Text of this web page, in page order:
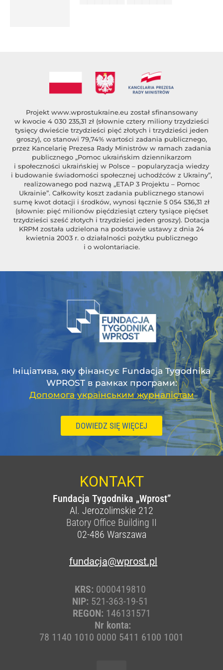
Projekt www.wprostukraine.eu został sfinansowany
w kwocie 4 030 235,31 zł (słownie cztery miliony trzydzieści
tysięcy dwieście trzydzieści pięć złotych i trzydzieści jeden
groszy), co stanowi 79,74% wartości zadania publicznego,
przez Kancelarię Prezesa Rady Ministrów w ramach zadania
publicznego „Pomoc ukraińskim dziennikarzom
i społeczności ukraińskiej w Polsce – popularyzacja wiedzy
i budowanie świadomości społecznej uchodźców z Ukrainy”,
realizowanego pod nazwą „ETAP 3 Projektu – Pomoc
Ukrainie”. Całkowity koszt zadania publicznego stanowi
sumę kwot dotacji i środków, wynosi łącznie 5 054 536,31 zł
(słownie: pięć milionów pięćdziesiąt cztery tysiące pięćset
trzydzieści sześć złotych i trzydzieści jeden groszy). Dotacja
KRPM została udzielona na podstawie ustawy z dnia 24
kwietnia 2003 r. o działalności pożytku publicznego
i o wolontariacie.
Ініціатива, яку фінансує Fundacja Tygodnika
WPROST в рамках програми:
Допомога українським журналістам
DOWIEDZ SIĘ WIĘCEJ
KONTAKT
Fundacja Tygodnika „Wprost”
Al. Jerozolimskie 212
Batory Office Building II
02-486 Warszawa
fundacja@wprost.pl
KRS: 0000419810
NIP: 521-363-19-51
REGON: 146131571
Nr konta:
78 1140 1010 0000 5411 6100 1001